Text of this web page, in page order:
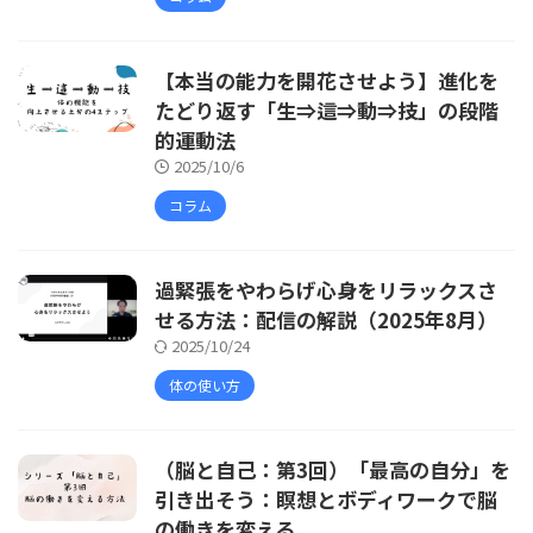
【本当の能力を開花させよう】進化を
たどり返す「生⇒這⇒動⇒技」の段階
的運動法
2025/10/6
コラム
過緊張をやわらげ心身をリラックスさ
せる方法：配信の解説（2025年8月）
2025/10/24
体の使い方
（脳と自己：第3回）「最高の自分」を
引き出そう：瞑想とボディワークで脳